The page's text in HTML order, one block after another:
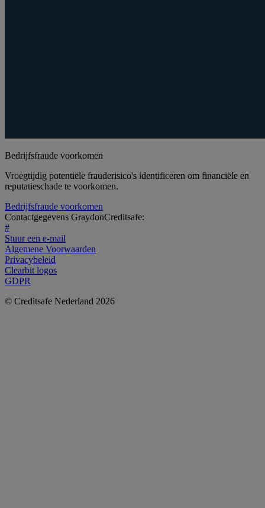
Bedrijfsfraude voorkomen
Vroegtijdig potentiële frauderisico's identificeren om financiële en
reputatieschade te voorkomen.
Bedrijfsfraude voorkomen
Contactgegevens GraydonCreditsafe:
#
Stuur een e-mail
Algemene Voorwaarden
Privacybeleid
Clearbit logos
GDPR
© Creditsafe Nederland 2026